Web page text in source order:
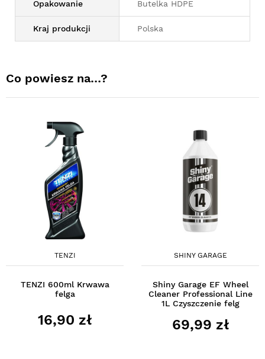
Opakowanie Butelka HDPE
Kraj produkcji Polska
Co powiesz na…?
TENZI
TENZI 600ml Krwawa
felga
16,90 zł
SHINY GARAGE
Shiny Garage EF Wheel
Cleaner Professional Line
1L Czyszczenie felg
69,99 zł